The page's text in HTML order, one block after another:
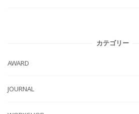
カテゴリー
AWARD
JOURNAL